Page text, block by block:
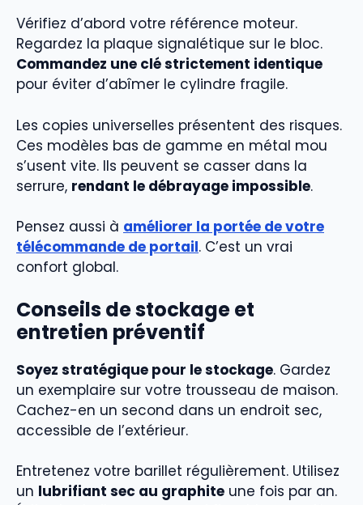
Vérifiez d’abord votre référence moteur.
Regardez la plaque signalétique sur le bloc.
Commandez une clé strictement identique
pour éviter d’abîmer le cylindre fragile.
Les copies universelles présentent des risques.
Ces modèles bas de gamme en métal mou
s’usent vite. Ils peuvent se casser dans la
serrure, rendant le débrayage impossible.
Pensez aussi à améliorer la portée de votre
télécommande de portail. C’est un vrai
confort global.
Conseils de stockage et
entretien préventif
Soyez stratégique pour le stockage. Gardez
un exemplaire sur votre trousseau de maison.
Cachez-en un second dans un endroit sec,
accessible de l’extérieur.
Entretenez votre barillet régulièrement. Utilisez
un lubrifiant sec au graphite une fois par an.